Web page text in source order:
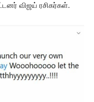
விஜய் ரசிகர்கள்.